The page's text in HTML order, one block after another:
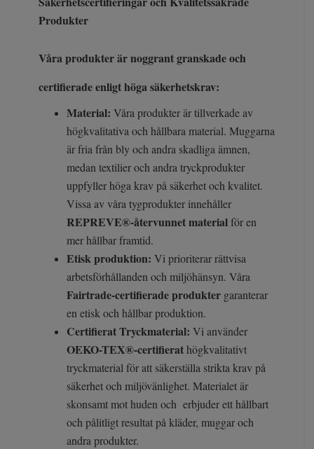
Produkter
Våra produkter är noggrant granskade och
certifierade enligt höga säkerhetskrav:
Material: Våra produkter är tillverkade av
högkvalitativa och hållbara material. Muggarna
är fria från bly och andra skadliga ämnen,
medan textilier och andra tryckprodukter
uppfyller höga krav på säkerhet och kvalitet.
Vissa av våra tygprodukter innehåller
REPREVE®-återvunnet materialför en
mer hållbar framtid.
Etisk produktion: Vi prioriterar rättvisa
arbetsförhållanden och miljöhänsyn. Våra
Fairtrade-certifierade produkter garanterar
en etisk och hållbar produktion.
Certifierat Tryckmaterial: Vi använder
OEKO-TEX®-certifierathögkvalitativt
tryckmaterial för att säkerställa strikta krav på
säkerhet och miljövänlighet. Materialet är
skonsamt mot huden och erbjuder ett hållbart
och pålitligt resultat på kläder, muggar och
andra produkter.